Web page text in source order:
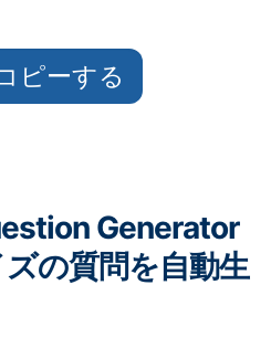
ピーする
Generator
の質問を自動生